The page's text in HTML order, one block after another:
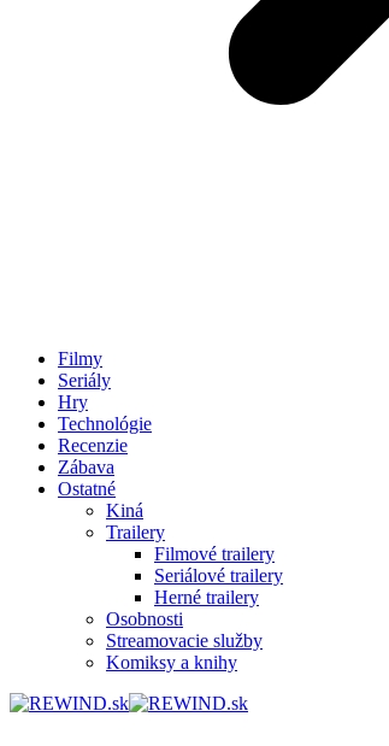
Filmy
Seriály
Hry
Technológie
Recenzie
Zábava
Ostatné
Kiná
Trailery
Filmové trailery
Seriálové trailery
Herné trailery
Osobnosti
Streamovacie služby
Komiksy a knihy